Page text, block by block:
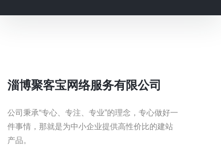
淄博聚客宝网络服务有限公司
公司秉承“专心、专注、专业”的理念，专心做好一
件事情，那就是为中小企业提供高性价比的建站
产品。